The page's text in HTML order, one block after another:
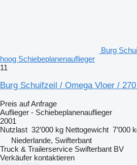
Burg
hoog Schiebeplanenauflieger
11
Burg Schuifzeil / Omega Vloer /
Preis auf Anfrage
Auflieger - Schiebeplanenauflieger
2001
Nutzlast 32’000 kg Nettogewicht 7’000
Niederlande, Swifterbant
Truck & Trailerservice Swifterbant BV
Verkäufer kontaktieren